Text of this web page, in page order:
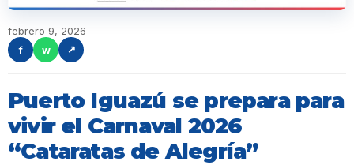
febrero 9, 2026
f
w ↗
Puerto Iguazú se prepara para
vivir el Carnaval 2026
“Cataratas de Alegría”